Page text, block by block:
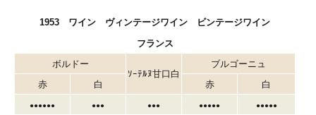
1953 ワイン ヴィンテージワイン ビンテージワイン
フランス
ボルドー
ｿｰﾃﾙﾇ甘口白
ブルゴーニュ
赤
白 赤 白
●●●●●● ●●● ●●● ●●●●● ●●●●●